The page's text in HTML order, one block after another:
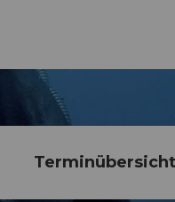
Terminübersicht